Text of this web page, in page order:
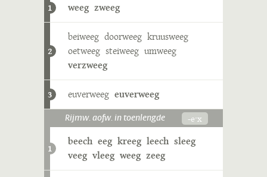
1 weeg zweeg
2
beiweeg doorweeg kruusweeg
oetweeg steiweeg umweeg
verzweeg
3 euverweeg euverweeg
Rijmw. aofw. in toenlengde -eˑx
1
beech eeg kreeg leech sleeg
veeg vleeg weeg zeeg